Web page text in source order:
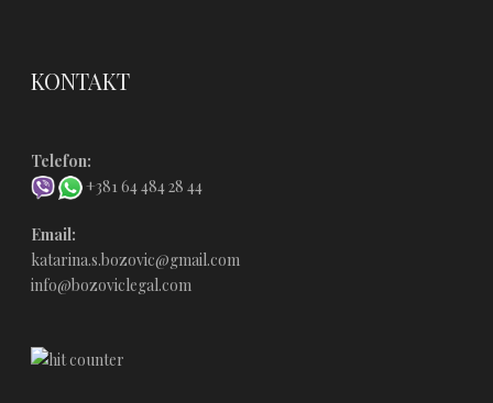
KONTAKT
Telefon:
+381 64 484 28 44
Email:
katarina.s.bozovic@gmail.com
info@bozoviclegal.com